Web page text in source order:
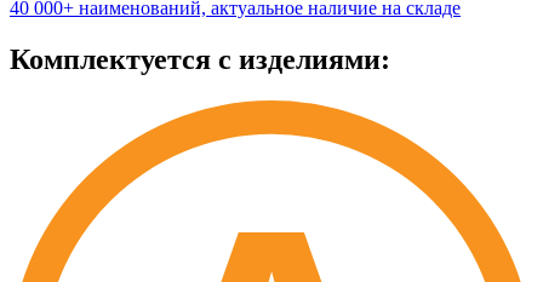
40 000+ наименований, актуальное наличие на складе
Комплектуется с изделиями: